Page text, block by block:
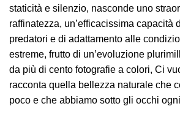
staticità e silenzio, nasconde uno
raffinatezza, un’efficacissima capacità
predatori e di adattamento alle
estreme, frutto di un’evoluzione
da più di cento fotografie a colori, Ci
racconta quella bellezza naturale che
poco e che abbiamo sotto gli occhi